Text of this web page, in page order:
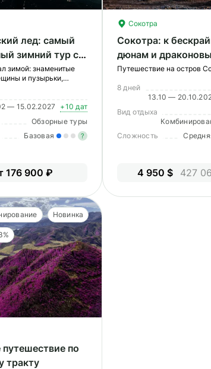
лед: самый
зимний тур с
на аэроходах и
на КБЖД
зимой: знаменитые
и пузырьки,
катание на коньках
— 15.02.2027
+10 дат
Обзорные туры
Базовая ?
Опыт не нужен.
176 900 ₽
Сокотра
Сокотра: к
дюнам и
деревьям
Путешествие на остров
8 дней
13.10 —
Вид отдыха
Сложность
4 950 $ 427
Новинка
путешествие по
тракту